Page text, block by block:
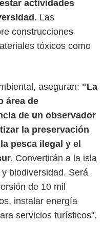
actividades
Las
construcciones
tóxicos como
aseguran: "La
área de
de un observador
la preservación
pesca ilegal y el
Convertirán a la isla
biodiversidad. Será
de 10 mil
instalar energía
servicios turísticos".